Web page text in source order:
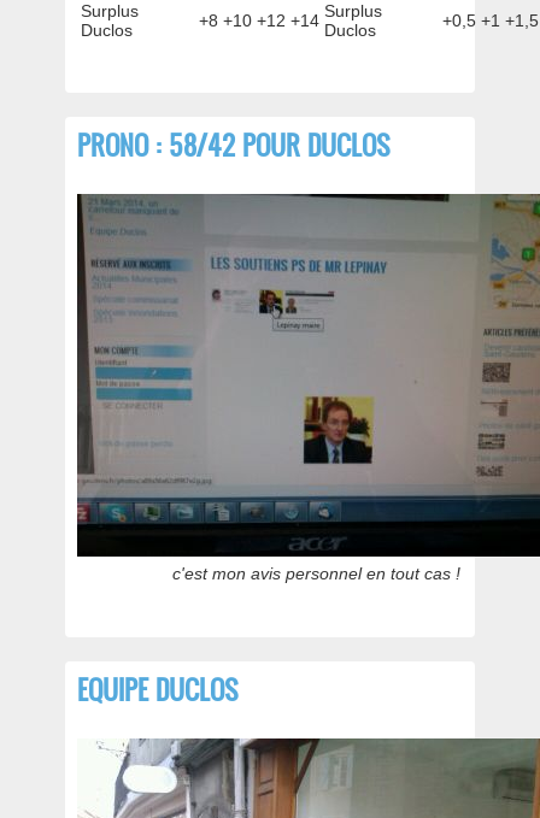
Surplus
Duclos
+8 +10 +12 +14 Surplus
Duclos
+0,5 +1 +1,5
PRONO : 58/42 POUR DUCLOS
c'est mon avis personnel en tout cas !
EQUIPE DUCLOS